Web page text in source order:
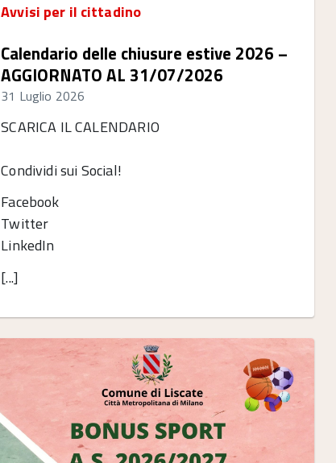
Avvisi per il cittadino
Calendario delle chiusure estive 2026 –
AGGIORNATO AL 31/07/2026
31 Luglio 2026
SCARICA IL CALENDARIO
Condividi sui Social!
Facebook
Twitter
LinkedIn
[...]